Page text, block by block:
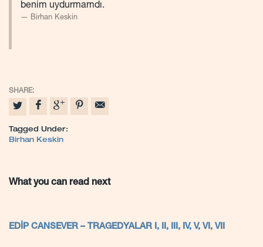
benim uydurmamdı.
Birhan Keskin
Tagged Under:
Birhan Keskin
What you can read next
EDİP CANSEVER – TRAGEDYALAR I, II, III, IV, V, VI, VII